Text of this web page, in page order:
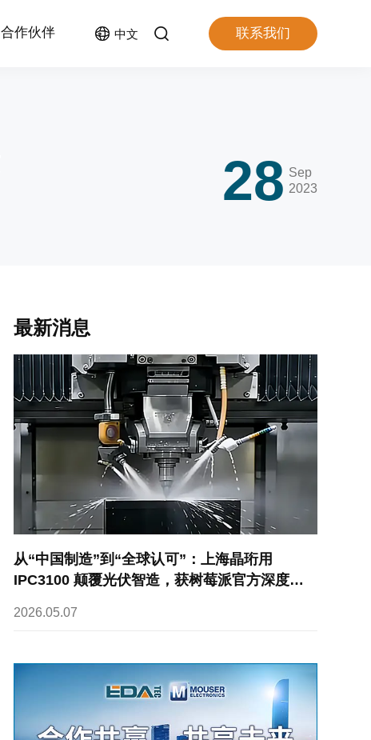
合作伙伴 中文 联系我们
28 Sep
2023
最新消息
从“中国制造”到“全球认可”：上海晶珩用
IPC3100 颠覆光伏智造，获树莓派官方深度报
2026.05.07